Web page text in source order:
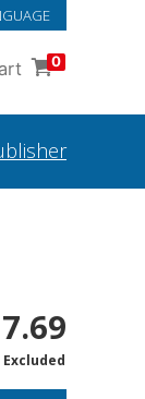
0
7.69
Excluded